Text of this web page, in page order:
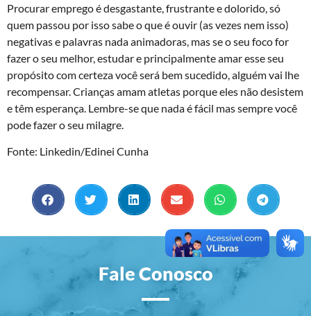
Procurar emprego é desgastante, frustrante e dolorido, só
quem passou por isso sabe o que é ouvir (as vezes nem isso)
negativas e palavras nada animadoras, mas se o seu foco for
fazer o seu melhor, estudar e principalmente amar esse seu
propósito com certeza você será bem sucedido, alguém vai lhe
recompensar. Crianças amam atletas porque eles não desistem
e têm esperança. Lembre-se que nada é fácil mas sempre você
pode fazer o seu milagre.
Fonte: Linkedin/Edinei Cunha
Fale Conosco